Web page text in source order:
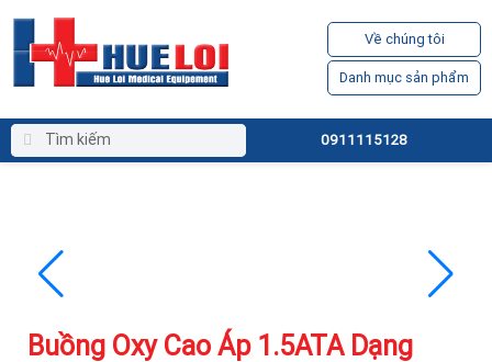
Về chúng tôi
Danh mục sản phẩm
0911115128
Buồng Oxy Cao Áp 1.5ATA Dạng